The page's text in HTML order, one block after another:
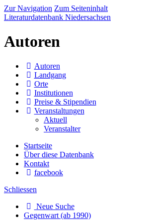
Zur Navigation Zum Seiteninhalt
Literaturdatenbank Niedersachsen
Autoren
Autoren
Landgang
Orte
Institutionen
Preise & Stipendien
Veranstaltungen
Aktuell
Veranstalter
Startseite
Über diese Datenbank
Kontakt
facebook
Schliessen
Neue Suche
Gegenwart (ab 1990)